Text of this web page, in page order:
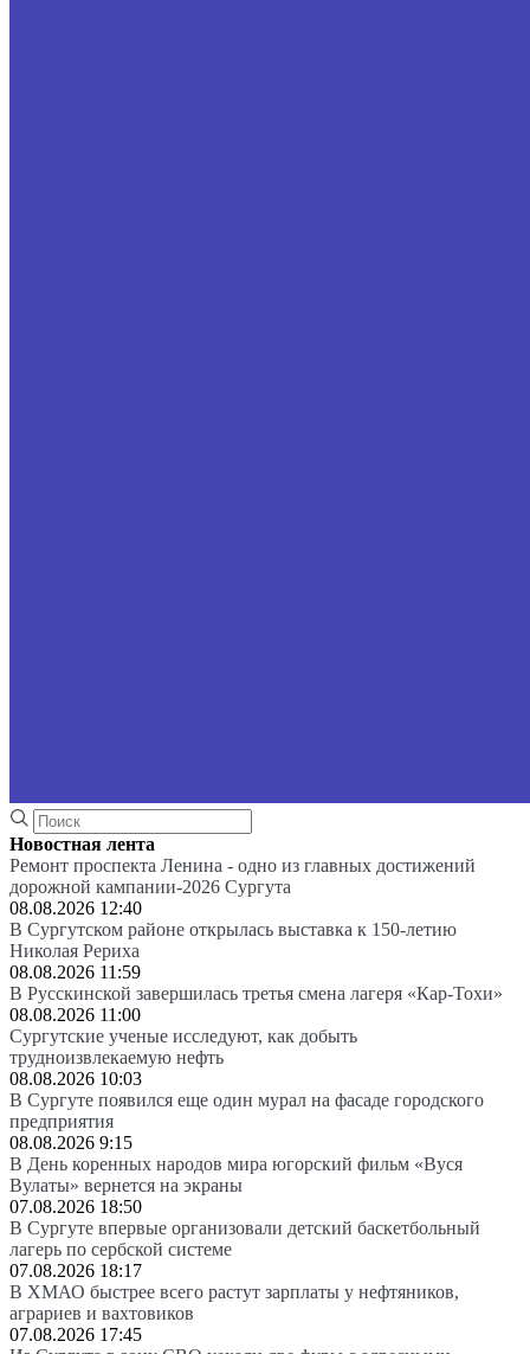
Новостная лента
Ремонт проспекта Ленина - одно из главных достижений
дорожной кампании-2026 Сургута
08.08.2026 12:40
В Сургутском районе открылась выставка к 150-летию
Николая Рериха
08.08.2026 11:59
В Русскинской завершилась третья смена лагеря «Кар-Тохи»
08.08.2026 11:00
Сургутские ученые исследуют, как добыть
трудноизвлекаемую нефть
08.08.2026 10:03
В Сургуте появился еще один мурал на фасаде городского
предприятия
08.08.2026 9:15
В День коренных народов мира югорский фильм «Вуся
Вулаты» вернется на экраны
07.08.2026 18:50
В Сургуте впервые организовали детский баскетбольный
лагерь по сербской системе
07.08.2026 18:17
В ХМАО быстрее всего растут зарплаты у нефтяников,
аграриев и вахтовиков
07.08.2026 17:45